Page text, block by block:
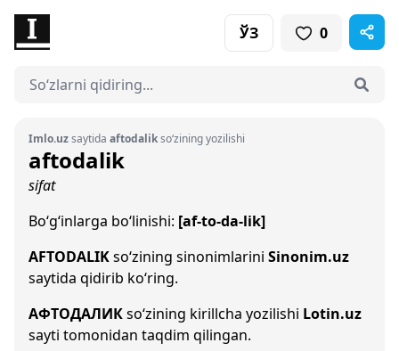
ЎЗ 0
Imlo.uzsaytida aftodalikso‘zining yozilishi
aftodalik
sifat
Bo‘g‘inlarga bo‘linishi: [af-to-da-lik]
AFTODALIKso‘zining sinonimlarini Sinonim.uz
saytida qidirib ko‘ring.
АФТОДАЛИКso‘zining kirillcha yozilishi Lotin.uz
sayti tomonidan taqdim qilingan.